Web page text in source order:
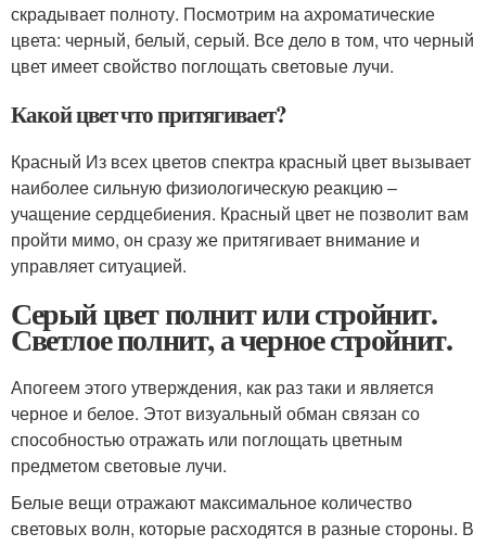
скрадывает полноту. Посмотрим на ахроматические
цвета: черный, белый, серый. Все дело в том, что черный
цвет имеет свойство поглощать световые лучи.
Какой цвет что притягивает?
Красный Из всех цветов спектра красный цвет вызывает
наиболее сильную физиологическую реакцию –
учащение сердцебиения. Красный цвет не позволит вам
пройти мимо, он сразу же притягивает внимание и
управляет ситуацией.
Серый цвет полнит или стройнит.
Светлое полнит, а черное стройнит.
Апогеем этого утверждения, как раз таки и является
черное и белое. Этот визуальный обман связан со
способностью отражать или поглощать цветным
предметом световые лучи.
Белые вещи отражают максимальное количество
световых волн, которые расходятся в разные стороны. В